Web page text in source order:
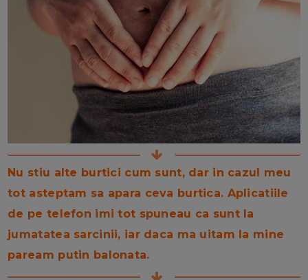
Nu stiu alte burtici cum sunt, dar in cazul meu
tot asteptam sa apara ceva burtica. Aplicatiile
de pe telefon imi tot spuneau ca sunt la
jumatatea sarcinii, iar daca ma uitam la mine
paream putin balonata.